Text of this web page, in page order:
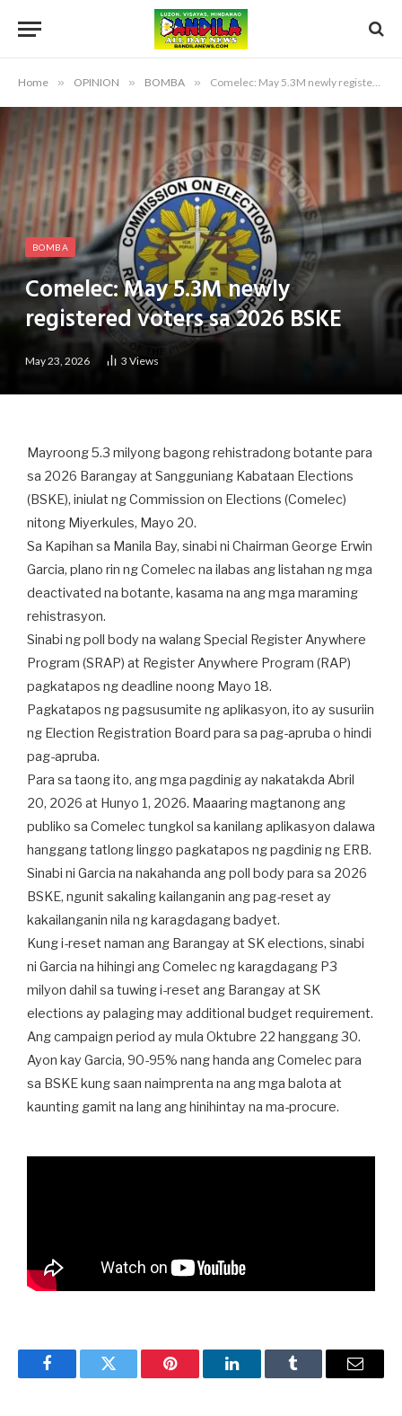
Home » OPINION » BOMBA » Comelec: May 5.3M newly registered voters sa 2026 BSKE
BOMBA
Comelec: May 5.3M newly
registered voters sa 2026 BSKE
May 23, 2026 3 Views
Mayroong 5.3 milyong bagong rehistradong botante para
sa 2026 Barangay at Sangguniang Kabataan Elections
(BSKE), iniulat ng Commission on Elections (Comelec)
nitong Miyerkules, Mayo 20.
Sa Kapihan sa Manila Bay, sinabi ni Chairman George Erwin
Garcia, plano rin ng Comelec na ilabas ang listahan ng mga
deactivated na botante, kasama na ang mga maraming
rehistrasyon.
Sinabi ng poll body na walang Special Register Anywhere
Program (SRAP) at Register Anywhere Program (RAP)
pagkatapos ng deadline noong Mayo 18.
Pagkatapos ng pagsusumite ng aplikasyon, ito ay susuriin
ng Election Registration Board para sa pag-apruba o hindi
pag-apruba.
Para sa taong ito, ang mga pagdinig ay nakatakda Abril
20, 2026 at Hunyo 1, 2026. Maaaring magtanong ang
publiko sa Comelec tungkol sa kanilang aplikasyon dalawa
hanggang tatlong linggo pagkatapos ng pagdinig ng ERB.
Sinabi ni Garcia na nakahanda ang poll body para sa 2026
BSKE, ngunit sakaling kailanganin ang pag-reset ay
kakailanganin nila ng karagdagang badyet.
Kung i-reset naman ang Barangay at SK elections, sinabi
ni Garcia na hihingi ang Comelec ng karagdagang P3
milyon dahil sa tuwing i-reset ang Barangay at SK
elections ay palaging may additional budget requirement.
Ang campaign period ay mula Oktubre 22 hanggang 30.
Ayon kay Garcia, 90-95% nang handa ang Comelec para
sa BSKE kung saan naimprenta na ang mga balota at
kaunting gamit na lang ang hinihintay na ma-procure.
FacebookTwitter Pinterest LinkedInTumblr Email